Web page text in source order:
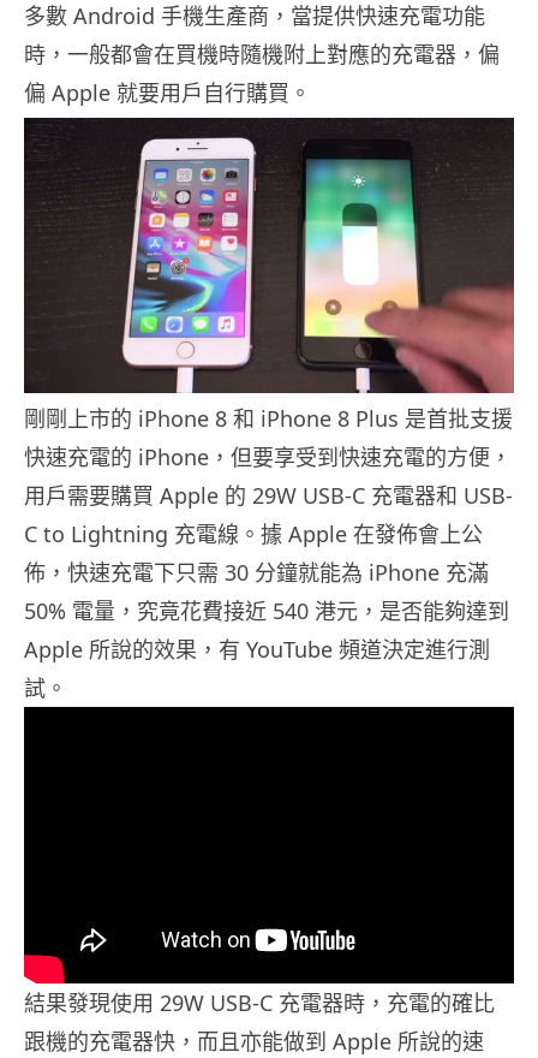
多數 Android 手機生產商，當提供快速充電功能
時，一般都會在買機時隨機附上對應的充電器，偏
偏 Apple 就要用戶自行購買。
剛剛上市的 iPhone 8 和 iPhone 8 Plus 是首批支援
快速充電的 iPhone，但要享受到快速充電的方便，
用戶需要購買 Apple 的 29W USB-C 充電器和 USB-
C to Lightning 充電線。據 Apple 在發佈會上公
佈，快速充電下只需 30 分鐘就能為 iPhone 充滿
50% 電量，究竟花費接近 540 港元，是否能夠達到
Apple 所說的效果，有 YouTube 頻道決定進行測
試。
結果發現使用 29W USB-C 充電器時，充電的確比
跟機的充電器快，而且亦能做到 Apple 所說的速